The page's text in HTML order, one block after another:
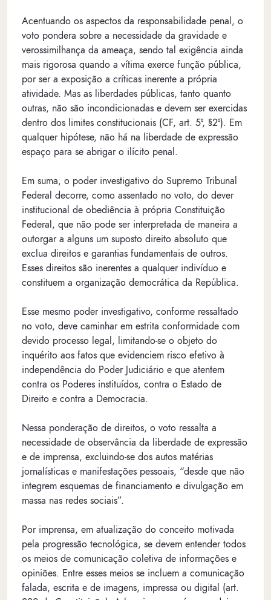
Acentuando os aspectos da responsabilidade penal, o
voto pondera sobre a necessidade da gravidade e
verossimilhança da ameaça, sendo tal exigência ainda
mais rigorosa quando a vítima exerce função pública,
por ser a exposição a críticas inerente a própria
atividade. Mas as liberdades públicas, tanto quanto
outras, não são incondicionadas e devem ser exercidas
dentro dos limites constitucionais (CF, art. 5º, §2º). Em
qualquer hipótese, não há na liberdade de expressão
espaço para se abrigar o ilícito penal.
Em suma, o poder investigativo do Supremo Tribunal
Federal decorre, como assentado no voto, do dever
institucional de obediência à própria Constituição
Federal, que não pode ser interpretada de maneira a
outorgar a alguns um suposto direito absoluto que
exclua direitos e garantias fundamentais de outros.
Esses direitos são inerentes a qualquer indivíduo e
constituem a organização democrática da República.
Esse mesmo poder investigativo, conforme ressaltado
no voto, deve caminhar em estrita conformidade com
devido processo legal, limitando-se o objeto do
inquérito aos fatos que evidenciem risco efetivo à
independência do Poder Judiciário e que atentem
contra os Poderes instituídos, contra o Estado de
Direito e contra a Democracia.
Nessa ponderação de direitos, o voto ressalta a
necessidade de observância da liberdade de expressão
e de imprensa, excluindo-se dos autos matérias
jornalísticas e manifestações pessoais, “desde que não
integrem esquemas de financiamento e divulgação em
massa nas redes sociais”.
Por imprensa, em atualização do conceito motivada
pela progressão tecnológica, se devem entender todos
os meios de comunicação coletiva de informações e
opiniões. Entre esses meios se incluem a comunicação
falada, escrita e de imagens, impressa ou digital (art.